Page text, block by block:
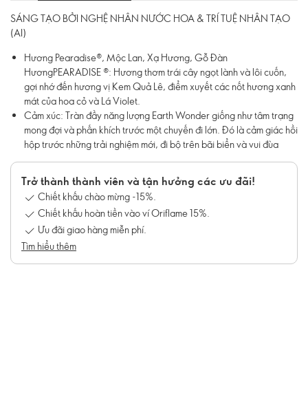
SÁNG TẠO BỞI NGHỆ NHÂN NƯỚC HOA & TRÍ TUỆ NHÂN TẠO
(AI)
Hương Pearadise®, Mộc Lan, Xạ Hương, Gỗ Đàn
HươngPEARADISE ®: Hương thơm trái cây ngọt lành và lôi cuốn,
gợi nhớ đến hương vị Kem Quả Lê, điểm xuyết các nốt hương xanh
mát của hoa cỏ và Lá Violet.
Cảm xúc: Tràn đầy năng lượng Earth Wonder giống như tâm trạng
mong đợi và phấn khích trước một chuyến đi lớn. Đó là cảm giác hồi
hộp trước những trải nghiệm mới, đi bộ trên bãi biển và vui đùa
trong thiên nhiên, đắm mình vào những điều kỳ diệu của Trái đất.
hành động theo ước mơ với niềm phấn khởi và năng lượng tràn đầy.
Các hương nước hoa Scope không chỉ là trải nghiệm khứu giác; mà
còn là rung cảm, là lời khẳng định phong cách, và một hành trình
khám phá tất cả khía cạnh của bản thân. Mỗi mùi hương đều phản
chiếu hình ảnh độc đáo của bạn!
Trở thành thành viên và tận hưởng các ưu đãi!
Chiết khấu chào mừng -15%.
Chiết khấu hoàn tiền vào ví Oriflame 15%.
Ưu đãi giao hàng miễn phí.
Tìm hiểu thêm